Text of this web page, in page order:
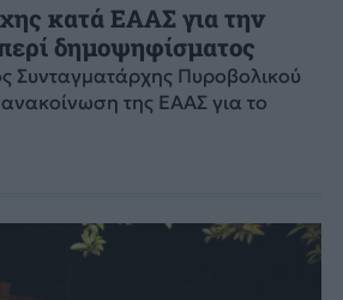
κατά ΕΑΑΣ για την
δημοψηφίσματος
Συνταγματάρχης Πυροβολικού
της ΕΑΑΣ για το